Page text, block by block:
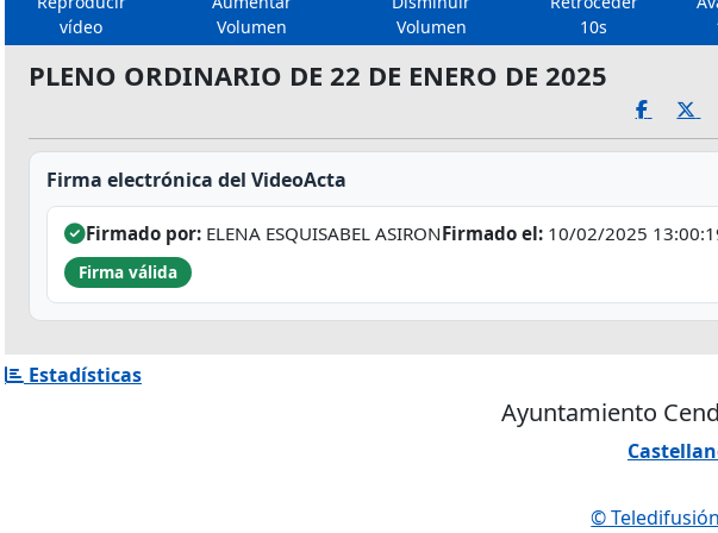
vídeo
Volumen
Volumen
10s
PLENO ORDINARIO DE 22 DE ENERO DE 2025
Firma electrónica del VideoActa
Firmado por: ELENA ESQUISABEL ASIRONFirmado el: 10/02/2025
Firma válida
Estadísticas
Ayuntamiento
©